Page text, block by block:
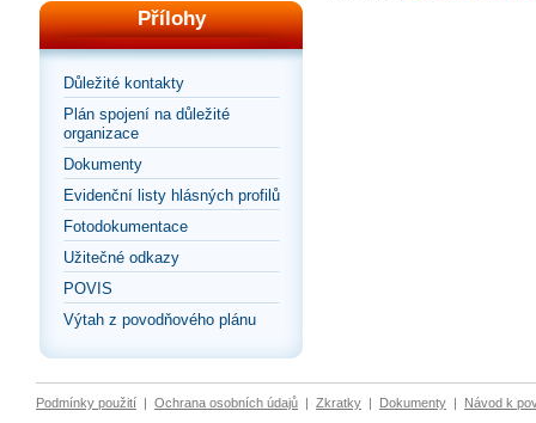
Přílohy
Důležité kontakty
Plán spojení na důležité
organizace
Dokumenty
Evidenční listy hlásných profilů
Fotodokumentace
Užitečné odkazy
POVIS
Výtah z povodňového plánu
Podmínky použití | Ochrana osobních údajů | Zkratky | Dokumenty | Návod k